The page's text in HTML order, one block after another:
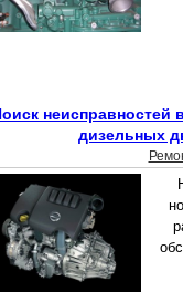
неисправностей
дизельных